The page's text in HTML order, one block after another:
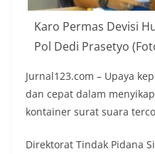
Karo Permas Devisi
Pol Dedi Prasetyo
Jurnal123.com – Upaya
dan cepat dalam
kontainer surat suara
Direktorat Tindak Pidana